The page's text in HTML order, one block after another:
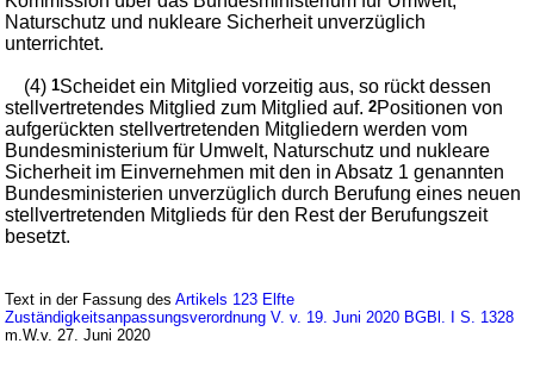
Naturschutz und nukleare Sicherheit unverzüglich
unterrichtet.
(4)1Scheidet ein Mitglied vorzeitig aus, so rückt dessen
stellvertretendes Mitglied zum Mitglied auf.2Positionen von
aufgerückten stellvertretenden Mitgliedern werden vom
Bundesministerium für Umwelt, Naturschutz und nukleare
Sicherheit im Einvernehmen mit den in Absatz 1 genannten
Bundesministerien unverzüglich durch Berufung eines neuen
stellvertretenden Mitglieds für den Rest der Berufungszeit
besetzt.
Text in der Fassung desArtikels 123 Elfte
Zuständigkeitsanpassungsverordnung V. v. 19. Juni 2020 BGBl. I S. 1328
m.W.v. 27. Juni 2020